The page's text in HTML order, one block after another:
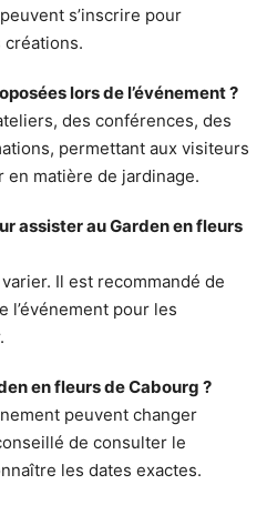
s’inscrire pour
lors de l’événement ?
des conférences, des
permettant aux visiteurs
en matière de jardinage.
assister au Garden en fleurs
Il est recommandé de
pour les
en fleurs de Cabourg ?
peuvent changer
de consulter le
les dates exactes.